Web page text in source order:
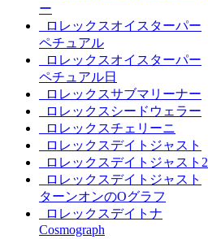
ー
ロレックスオイスターパー
ペチュアル
ロレックスオイスターパー
ペチュアル日
ロレックスサブマリーナー
ロレックスシードウェラー
ロレックスチェリーニ
ロレックスデイトジャスト
ロレックスデイトジャスト2
ロレックスデイトジャスト
ターンオンのOグラフ
ロレックスデイトナ
Cosmograph